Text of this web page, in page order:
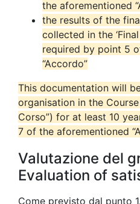
the aforementioned
the results of the
collected in the
required by point 5
“Accordo”
This documentation will
organisation in the Course
Corso”) for at least 10
7 of the aforementioned
Valutazione del
Evaluation of
Come previsto dal punto